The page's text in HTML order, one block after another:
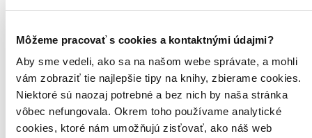
Môžeme pracovať s cookies a kontaktnými údajmi?
Aby sme vedeli, ako sa na našom webe správate, a mohli
vám zobraziť tie najlepšie tipy na knihy, zbierame cookies.
Niektoré sú naozaj potrebné a bez nich by naša stránka
vôbec nefungovala. Okrem toho používame analytické
cookies, ktoré nám umožňujú zisťovať, ako náš web